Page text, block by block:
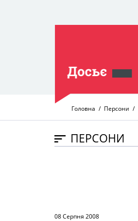
Головна Персони
ПЕРСОНИ
08 Серпня 2008